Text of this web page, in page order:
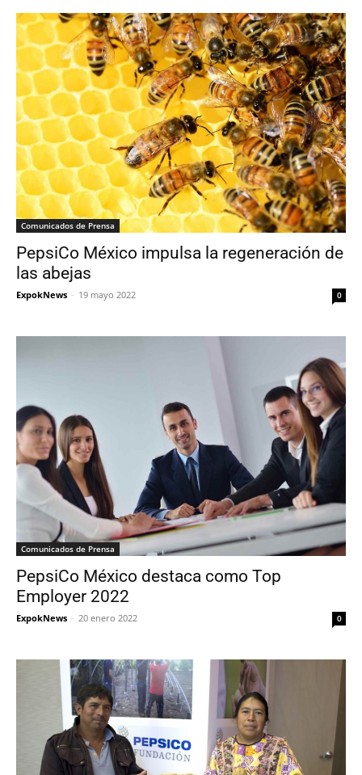
Comunicados de Prensa
PepsiCo México impulsa la regeneración de
las abejas
ExpokNews - 19 mayo 2022 0
Comunicados de Prensa
PepsiCo México destaca como Top
Employer 2022
ExpokNews - 20 enero 2022 0